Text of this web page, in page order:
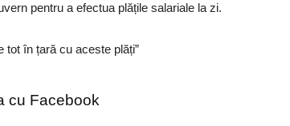
pentru a efectua plățile salariale la zi.
tot în țară cu aceste plăți”
cu Facebook